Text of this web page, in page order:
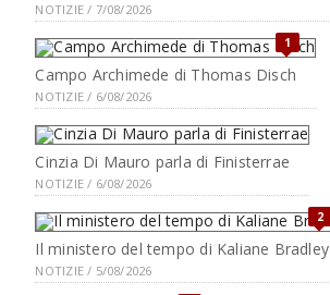
NOTIZIE / 7/08/2026
1
Campo Archimede di Thomas Disch
NOTIZIE / 6/08/2026
Cinzia Di Mauro parla di Finisterrae
NOTIZIE / 6/08/2026
2
Il ministero del tempo di Kaliane Bradley
NOTIZIE / 5/08/2026